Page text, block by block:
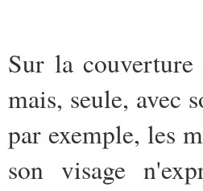
Sur la
mais, seule, avec
par exemple, les
son visage